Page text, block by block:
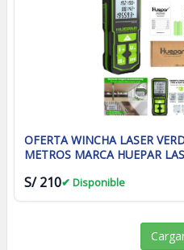
OFERTA WINCHA LASER
METROS MARCA HUEPAR
S/ 210✔ Disponible